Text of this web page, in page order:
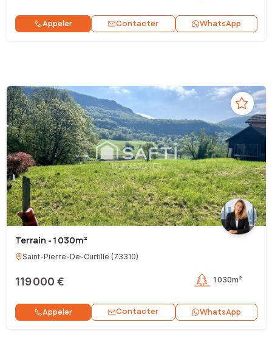
Appeler Contacter WhatsApp
Terrain - 1 030m²
Saint-Pierre-De-Curtille (73310)
119 000 € 1 030m²
Appeler Contacter WhatsApp